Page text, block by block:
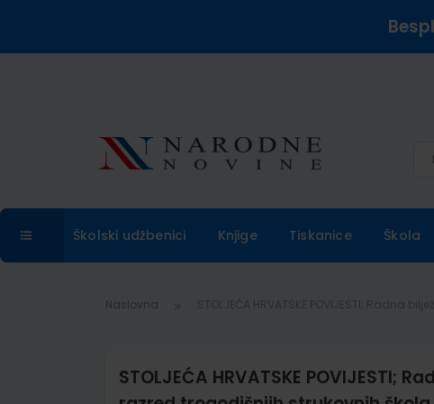
Školski udžbenici Knjige Tiskanice Škola
Naslovna
STOLJEĆA HRVATSKE POVIJESTI;